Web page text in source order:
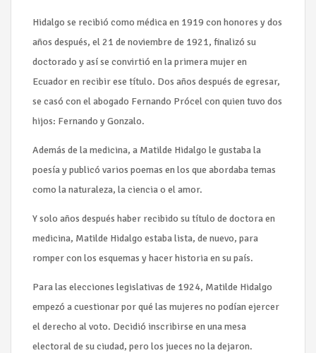
Hidalgo se recibió como médica en 1919 con honores y dos
años después, el 21 de noviembre de 1921, finalizó su
doctorado y así se convirtió en la primera mujer en
Ecuador en recibir ese título. Dos años después de egresar,
se casó con el abogado Fernando Prócel con quien tuvo dos
hijos: Fernando y Gonzalo.
Además de la medicina, a Matilde Hidalgo le gustaba la
poesía y publicó varios poemas en los que abordaba temas
como la naturaleza, la ciencia o el amor.
Y solo años después haber recibido su título de doctora en
medicina, Matilde Hidalgo estaba lista, de nuevo, para
romper con los esquemas y hacer historia en su país.
Para las elecciones legislativas de 1924, Matilde Hidalgo
empezó a cuestionar por qué las mujeres no podían ejercer
el derecho al voto. Decidió inscribirse en una mesa
electoral de su ciudad, pero los jueces no la dejaron.